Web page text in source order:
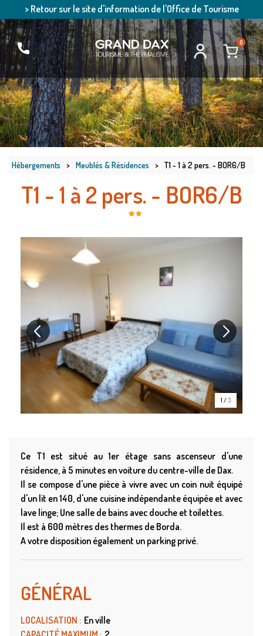
> Retour sur le site d'information de l'Office de Tourisme
0
Hébergements > Meublés & Résidences > T1 - 1 à 2 pers. - BOR6/B
T1 - 1 à 2 pers. - BOR6/B
1 /3
Ce T1 est situé au 1er étage sans ascenseur d'une
résidence, à 5 minutes en voiture du centre-ville de Dax.
Il se compose d'une pièce à vivre avec un coin nuit équipé
d'un lit en 140, d'une cuisine indépendante équipée et avec
lave linge; Une salle de bains avec douche et toilettes.
Il est à 600 mètres des thermes de Borda.
A votre disposition également un parking privé.
GÉNÉRAL
LOCALISATION : En ville